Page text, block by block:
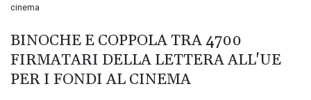
CNY 7.777463
CNH 7.774433
COP
3641.932253
cinema
BINOCHE E COPPOLA TRA 4700
FIRMATARI DELLA LETTERA ALL'UE
PER I FONDI AL CINEMA